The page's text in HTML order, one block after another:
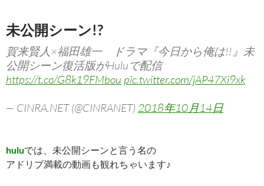
未公開シーン!?
賀来賢人×福田雄一 ドラマ『今日から俺は!!』未
公開シーン復活版がHuluで配信
https://t.co/G8k19FMbou pic.twitter.com/jAP47Xi9xk
— CINRA.NET (@CINRANET) 2018年10月14日
huluでは、未公開シーンと言う名の
アドリブ満載の動画も観れちゃいます♪